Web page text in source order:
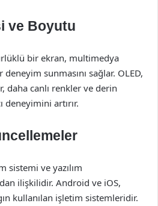
ve Boyutu
bir ekran, multimedya
sunmasını sağlar. OLED,
daha canlı renkler ve derin
deneyimini artırır.
sistemi ve yazılım
ilişkilidir. Android ve iOS,
kullanılan işletim sistemleridir.